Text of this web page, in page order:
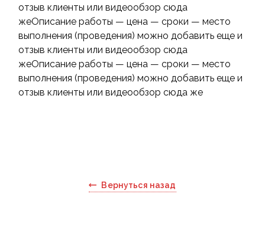
отзыв клиенты или видеообзор сюда
жеОписание работы — цена — сроки — место
выполнения (проведения) можно добавить еще и
отзыв клиенты или видеообзор сюда
жеОписание работы — цена — сроки — место
выполнения (проведения) можно добавить еще и
отзыв клиенты или видеообзор сюда же
Вернуться назад